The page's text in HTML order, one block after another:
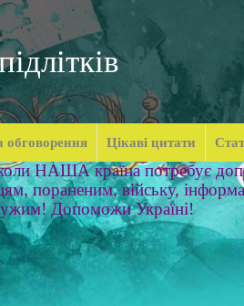
обговорення Цікаві цитати
НАША країна потребує
пораненим, війську,
Допоможи Україні!